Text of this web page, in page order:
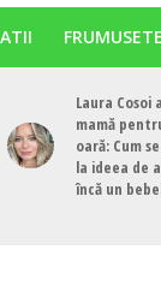
FRUMUSETE
Laura Cosoi
mamă
oară: Cum
la ideea de
încă un